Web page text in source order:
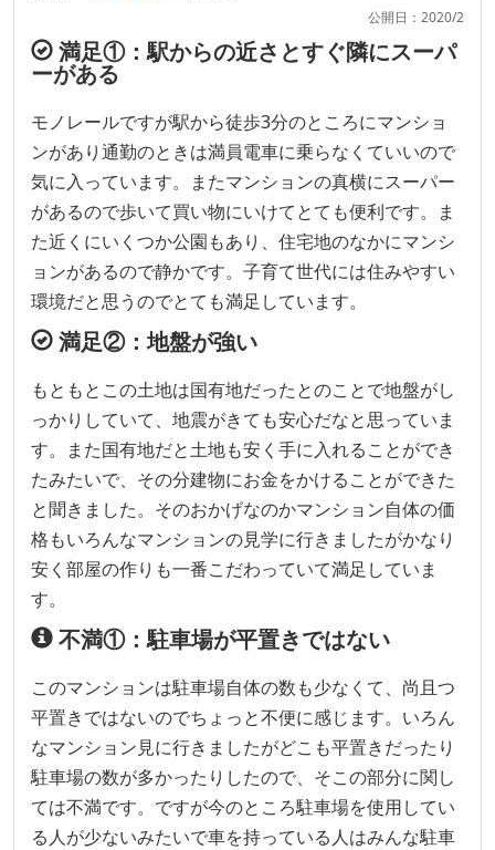
公開日：2020/2
満足①：駅からの近さとすぐ隣にスーパ
ーがある
モノレールですが駅から徒歩3分のところにマンショ
ンがあり通勤のときは満員電車に乗らなくていいので
気に入っています。またマンションの真横にスーパー
があるので歩いて買い物にいけてとても便利です。ま
た近くにいくつか公園もあり、住宅地のなかにマンシ
ョンがあるので静かです。子育て世代には住みやすい
環境だと思うのでとても満足しています。
満足②：地盤が強い
もともとこの土地は国有地だったとのことで地盤がし
っかりしていて、地震がきても安心だなと思っていま
す。また国有地だと土地も安く手に入れることができ
たみたいで、その分建物にお金をかけることができた
と聞きました。そのおかげなのかマンション自体の価
格もいろんなマンションの見学に行きましたがかなり
安く部屋の作りも一番こだわっていて満足していま
す。
不満①：駐車場が平置きではない
このマンションは駐車場自体の数も少なくて、尚且つ
平置きではないのでちょっと不便に感じます。いろん
なマンション見に行きましたがどこも平置きだったり
駐車場の数が多かったりしたので、そこの部分に関し
ては不満です。ですが今のところ駐車場を使用してい
る人が少ないみたいで車を持っている人はみんな駐車